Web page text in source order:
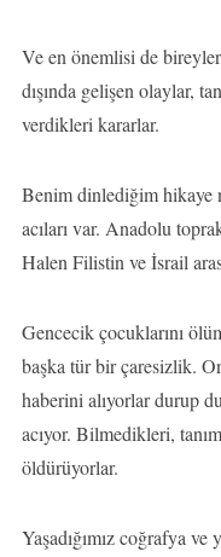
Ve en önemlisi de
dışında gelişen olaylar,
verdikleri kararlar.
Benim dinlediğim hikaye
acıları var. Anadolu
Halen Filistin ve İsrail
Gencecik çocuklarını
başka tür bir çaresizlik.
haberini alıyorlar durup
acıyor. Bilmedikleri,
öldürüyorlar.
Yaşadığımız coğrafya ve